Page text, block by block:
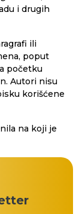
i drugih
ili
poput
početku
Autori nisu
korišćene
na koji je